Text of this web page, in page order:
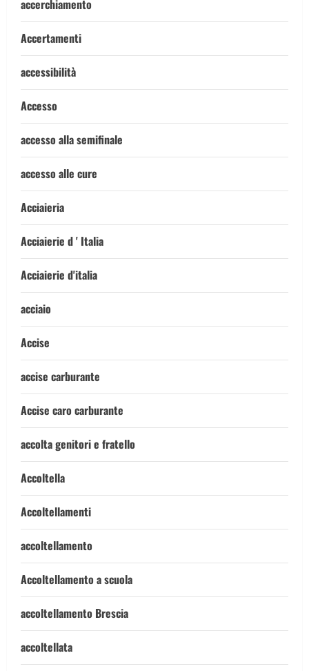
accerchiamento
Accertamenti
accessibilità
Accesso
accesso alla semifinale
accesso alle cure
Acciaieria
Acciaierie d ' Italia
Acciaierie d'italia
acciaio
Accise
accise carburante
Accise caro carburante
accolta genitori e fratello
Accoltella
Accoltellamenti
accoltellamento
Accoltellamento a scuola
accoltellamento Brescia
accoltellata